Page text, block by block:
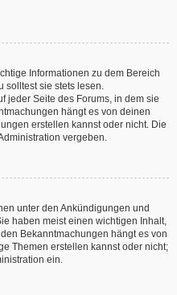
Informationen zu dem Bereich
solltest sie stets lesen.
jeder Seite des Forums, in dem sie
hängt es von deinen
erstellen kannst oder nicht. Die
vergeben.
unter den Ankündigungen und
haben meist einen wichtigen Inhalt,
Bekanntmachungen hängt es von
Themen erstellen kannst oder nicht;
ein.